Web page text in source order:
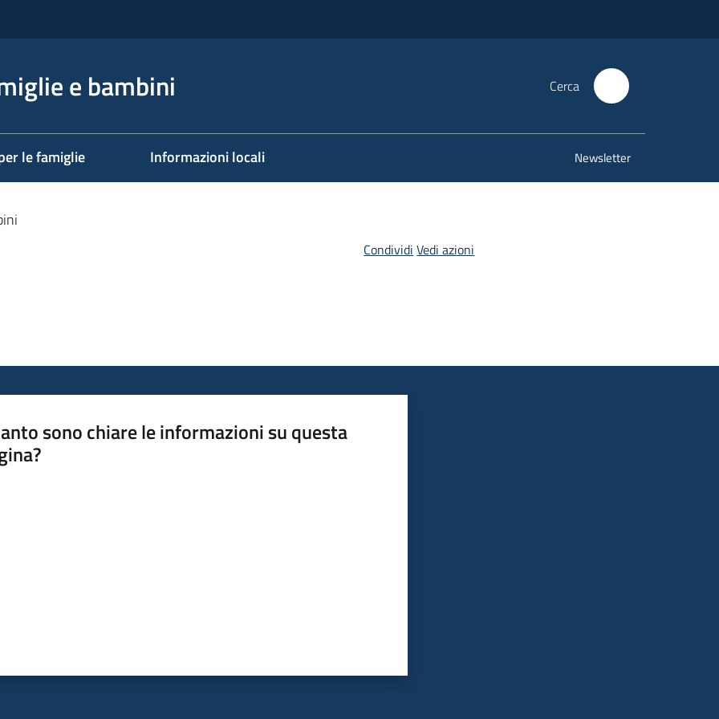
e bambini Cerca
le famiglie Informazioni locali Newsletter
Condividi Vedi azioni
sono chiare le informazioni su questa